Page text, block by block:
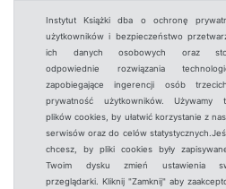
Instytut Książki dba o ochronę
użytkowników i bezpieczeństwo
ich danych osobowych oraz
odpowiednie rozwiązania
zapobiegające ingerencji osób
prywatność użytkowników. Używamy
plików cookies, by ułatwić korzystanie z
serwisów oraz do celów
chcesz, by pliki cookies były
Twoim dysku zmień ustawienia
przeglądarki. Kliknij "Zamknij" aby